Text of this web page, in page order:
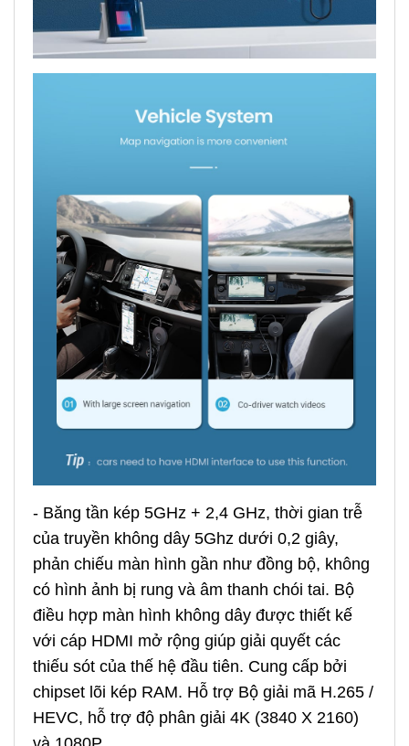
- Băng tần kép 5GHz + 2,4 GHz, thời gian trễ
của truyền không dây 5Ghz dưới 0,2 giây,
phản chiếu màn hình gần như đồng bộ, không
có hình ảnh bị rung và âm thanh chói tai. Bộ
điều hợp màn hình không dây được thiết kế
với cáp HDMI mở rộng giúp giải quyết các
thiếu sót của thế hệ đầu tiên. Cung cấp bởi
chipset lõi kép RAM. Hỗ trợ Bộ giải mã H.265 /
HEVC, hỗ trợ độ phân giải 4K (3840 X 2160)